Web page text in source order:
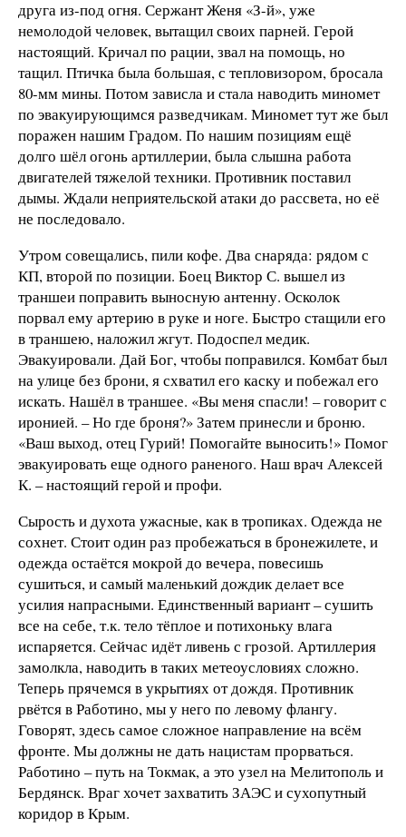
друга из-под огня. Сержант Женя «З-й», уже
немолодой человек, вытащил своих парней. Герой
настоящий. Кричал по рации, звал на помощь, но
тащил. Птичка была большая, с тепловизором, бросала
80-мм мины. Потом зависла и стала наводить миномет
по эвакуирующимся разведчикам. Миномет тут же был
поражен нашим Градом. По нашим позициям ещё
долго шёл огонь артиллерии, была слышна работа
двигателей тяжелой техники. Противник поставил
дымы. Ждали неприятельской атаки до рассвета, но её
не последовало.
Утром совещались, пили кофе. Два снаряда: рядом с
КП, второй по позиции. Боец Виктор С. вышел из
траншеи поправить выносную антенну. Осколок
порвал ему артерию в руке и ноге. Быстро стащили его
в траншею, наложил жгут. Подоспел медик.
Эвакуировали. Дай Бог, чтобы поправился. Комбат был
на улице без брони, я схватил его каску и побежал его
искать. Нашёл в траншее. «Вы меня спасли! – говорит с
иронией. – Но где броня?» Затем принесли и броню.
«Ваш выход, отец Гурий! Помогайте выносить!» Помог
эвакуировать еще одного раненого. Наш врач Алексей
К. – настоящий герой и профи.
Сырость и духота ужасные, как в тропиках. Одежда не
сохнет. Стоит один раз пробежаться в бронежилете, и
одежда остаётся мокрой до вечера, повесишь
сушиться, и самый маленький дождик делает все
усилия напрасными. Единственный вариант – сушить
все на себе, т.к. тело тёплое и потихоньку влага
испаряется. Сейчас идёт ливень с грозой. Артиллерия
замолкла, наводить в таких метеоусловиях сложно.
Теперь прячемся в укрытиях от дождя.​ Противник
рвётся в Работино, мы у него по левому флангу.
Говорят, здесь самое сложное направление на всём
фронте. Мы должны не дать нацистам прорваться.
Работино – путь на Токмак, а это узел на Мелитополь и
Бердянск. Враг хочет захватить ЗАЭС и сухопутный
коридор в Крым.